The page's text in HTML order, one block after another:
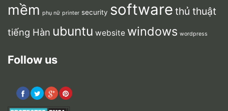
mềm phụ nữ printer security software thủ thuật
tiếng Hàn ubuntu website windows wordpress
Follow us